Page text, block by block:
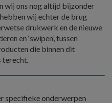
wij ons nog altijd bijzonder
wij echter de brug
drukwerk en de nieuwe
en ‘swipen’, tussen
die binnen dit
terecht.
specifieke onderwerpen